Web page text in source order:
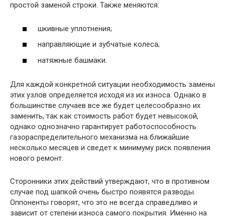
простой заменой строки. Также меняются:
шкивные уплотнения;
направляющие и зубчатые колеса;
натяжные башмаки.
Для каждой конкретной ситуации необходимость замены
этих узлов определяется исходя из их износа. Однако в
большинстве случаев все же будет целесообразно их
заменить, так как стоимость работ будет невысокой,
однако однозначно гарантирует работоспособность
газораспределительного механизма на ближайшие
несколько месяцев и сведет к минимуму риск появления
нового ремонт.
Сторонники этих действий утверждают, что в противном
случае под шапкой очень быстро появятся разводы.
Оппоненты говорят, что это не всегда справедливо и
зависит от степени износа самого покрытия. Именно на